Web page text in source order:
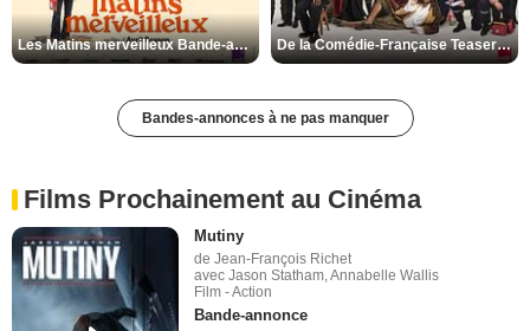
Les Matins merveilleux Bande-annonce VF De la Comédie-Française Teaser VF
Bandes-annonces à ne pas manquer
Films Prochainement au Cinéma
Mutiny
de Jean-François Richet
avec Jason Statham, Annabelle Wallis
Film - Action
Bande-annonce